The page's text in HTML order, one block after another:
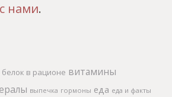
нами.
белок в рационе витамины
выпечка гормоны еда еда и факты